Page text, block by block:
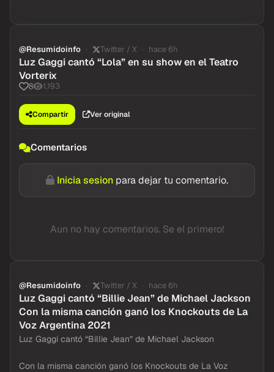
@Resumidoinfo Twitter / X hace 6h
Luz Gaggi cantó “Lola” en su show en el Teatro
Vorterix
8 1,193
Compartir Ver original
Comentarios
Inicia sesion para dejar tu comentario.
Aun no hay comentarios. Se el primero!
@Resumidoinfo Twitter / X hace 6h
Luz Gaggi cantó “Billie Jean” de Michael Jackson
Con la misma canción ganó los Knockouts de La
Voz Argentina 2021
Luz Gaggi cantó “Billie Jean” de Michael Jackson
Con la misma canción ganó los Knockouts de La Voz